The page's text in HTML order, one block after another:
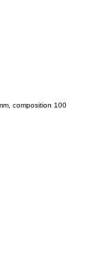
composition 100